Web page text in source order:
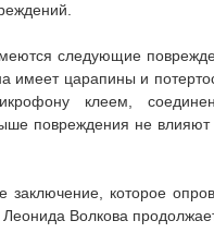
следующие
имеет царапины и
клеем,
повреждения не
заключение, которое
Волкова